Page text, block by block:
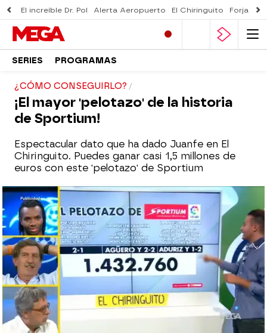
El increíble Dr. Pol Alerta Aeropuerto El Chiringuito Forjado
SERIES PROGRAMAS
¿CÓMO CONSEGUIRLO?
¡El mayor 'pelotazo' de la historia
de Sportium!
Espectacular dato que ha dado Juanfe en El
Chiringuito. Puedes ganar casi 1,5 millones de
euros con este 'pelotazo' de Sportium
mega
Madrid
Publicado: 12 de febrero de 2018, 13:03